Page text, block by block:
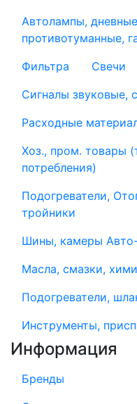
Автолампы,
противотуманные,
Фильтра
Свечи
Сигналы звуковые,
Расходные
Хоз., пром. товары
потребления)
Подогреватели,
тройники
Шины, камеры
Масла, смазки,
Подогреватели,
Инструменты,
Информация
Бренды